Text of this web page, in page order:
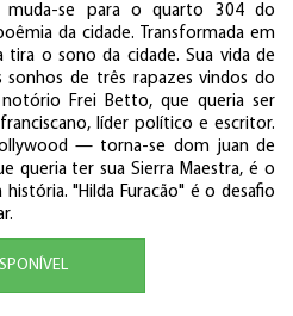
muda-se para o quarto 304 do
da cidade. Transformada em
tira o sono da cidade. Sua vida de
sonhos de três rapazes vindos do
Frei Betto, que queria ser
líder político e escritor.
— torna-se dom juan de
queria ter sua Sierra Maestra, é o
"Hilda Furacão" é o desafio